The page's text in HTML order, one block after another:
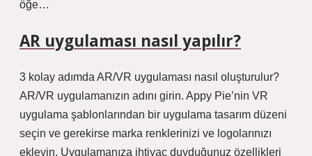
öğe…
AR uygulaması nasıl yapılır?
3 kolay adımda AR/VR uygulaması nasıl oluşturulur?
AR/VR uygulamanızın adını girin. Appy Pie’nin VR
uygulama şablonlarından bir uygulama tasarım düzeni
seçin ve gerekirse marka renklerinizi ve logolarınızı
ekleyin. Uygulamanıza ihtiyaç duyduğunuz özellikleri